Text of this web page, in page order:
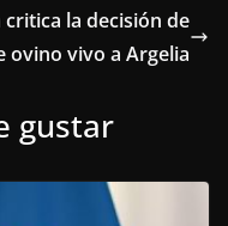
la decisión de
ovino vivo a Argelia
gustar